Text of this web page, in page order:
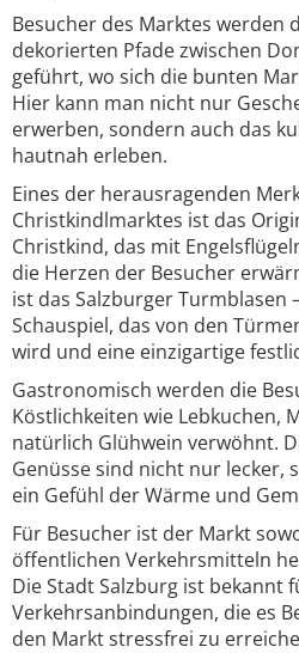
Besucher des Marktes werden
dekorierten Pfade zwischen
geführt, wo sich die bunten
Hier kann man nicht nur
erwerben, sondern auch das
hautnah erleben.
Eines der herausragenden
Christkindlmarktes ist das
Christkind, das mit
die Herzen der Besucher
ist das Salzburger Turmblasen
Schauspiel, das von den
wird und eine einzigartige
Gastronomisch werden die
Köstlichkeiten wie Lebkuchen,
natürlich Glühwein verwöhnt.
Genüsse sind nicht nur lecker,
ein Gefühl der Wärme und
Für Besucher ist der Markt
öffentlichen Verkehrsmitteln
Die Stadt Salzburg ist bekannt
Verkehrsanbindungen, die es
den Markt stressfrei zu